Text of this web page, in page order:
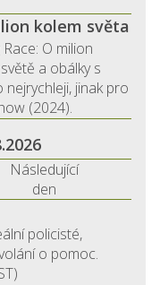
kolem světa
O milion
a obálky s
jinak pro
(2024).
Následující
den
policisté,
o pomoc.